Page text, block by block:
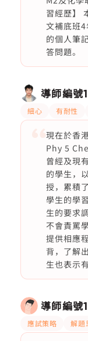
習經歷】
文補底班
的個人筆
答問題。
導師編號
細心 有耐性
現在於香
Phy 5
曾經及現
的學生，
授，累積
學生的學
生的要求
不會責罵
提供相應
背，了解
生也表示
導師編號
應試策略 解題